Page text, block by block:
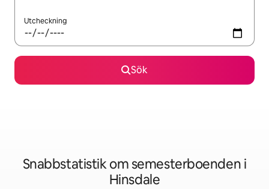
Utcheckning
Sök
Snabbstatistik om semesterboenden i
Hinsdale